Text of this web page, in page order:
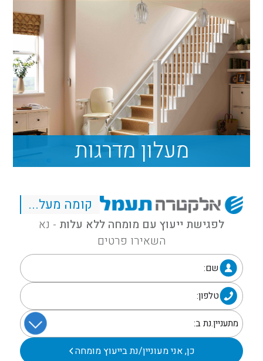
מעלון מדרגות
קומה מעל...
לפגישת ייעוץ עם מומחה ללא עלות - נא
השאירו פרטים
שם:
טלפון:
כן, אני מעוניין/נת בייעוץ מומחה